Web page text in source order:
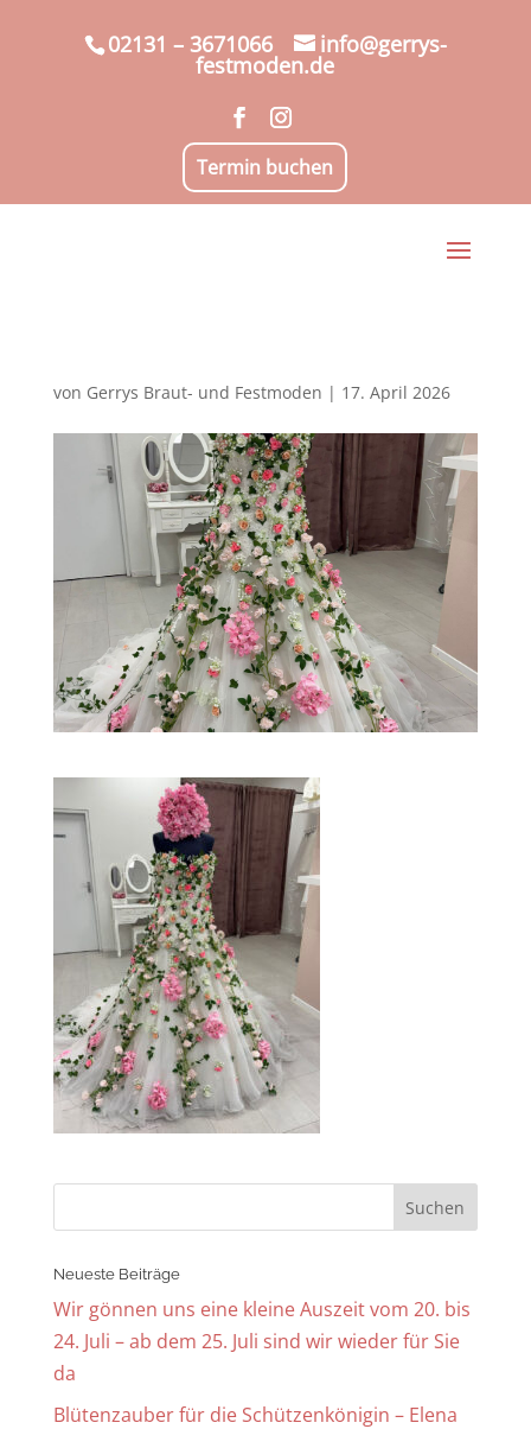
02131 – 3671066 info@gerrys-
festmoden.de
Termin buchen
von Gerrys Braut- und Festmoden | 17. April 2026
Neueste Beiträge
Wir gönnen uns eine kleine Auszeit vom 20. bis
24. Juli – ab dem 25. Juli sind wir wieder für Sie
da
Blütenzauber für die Schützenkönigin – Elena